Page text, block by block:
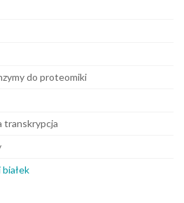
do proteomiki
transkrypcja